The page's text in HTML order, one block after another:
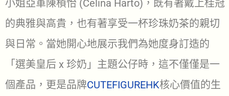
小姐亞軍陳楨怡 (Celina Harto)，既有著戴上桂冠
的典雅與高貴，也有著享受一杯珍珠奶茶的親切
與日常。當她開心地展示我們為她度身訂造的
「選美皇后 x 珍奶」主題公仔時，這不僅僅是一
個產品，更是品牌CUTEFIGUREHK核心價值的生